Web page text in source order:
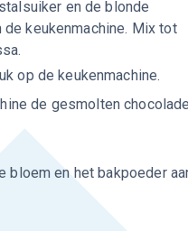
en de blonde
keukenmachine. Mix tot
op de keukenmachine.
de gesmolten
bloem en het bakpoeder